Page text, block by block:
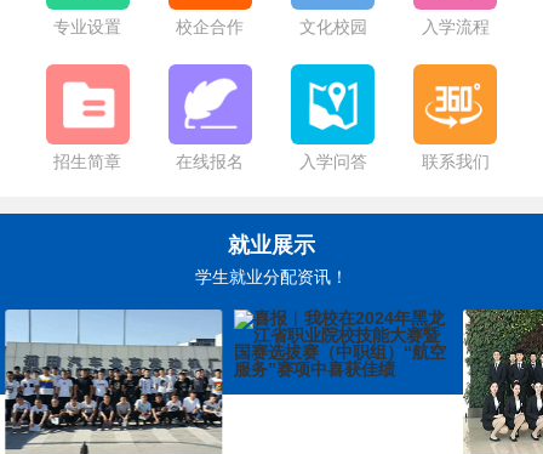
专业设置 校企合作 文化校园 入学流程
招生简章 在线报名 入学问答 联系我们
就业展示
学生就业分配资讯！